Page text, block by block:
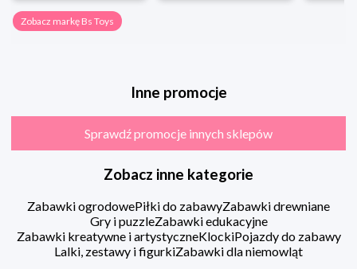
Zobacz markę Bs Toys
Inne promocje
Sprawdź promocje innych sklepów
Zobacz inne kategorie
Zabawki ogrodowePiłki do zabawyZabawki drewniane
Gry i puzzleZabawki edukacyjne
Zabawki kreatywne i artystyczneKlockiPojazdy do zabawy
Lalki, zestawy i figurkiZabawki dla niemowląt